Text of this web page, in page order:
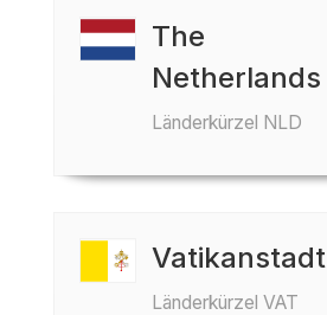
The
Netherlands
Länderkürzel NLD
Vatikanstadt
Länderkürzel VAT